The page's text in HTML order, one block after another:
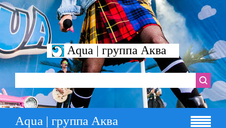
Aqua | группа Аква
Aqua | группа Аква